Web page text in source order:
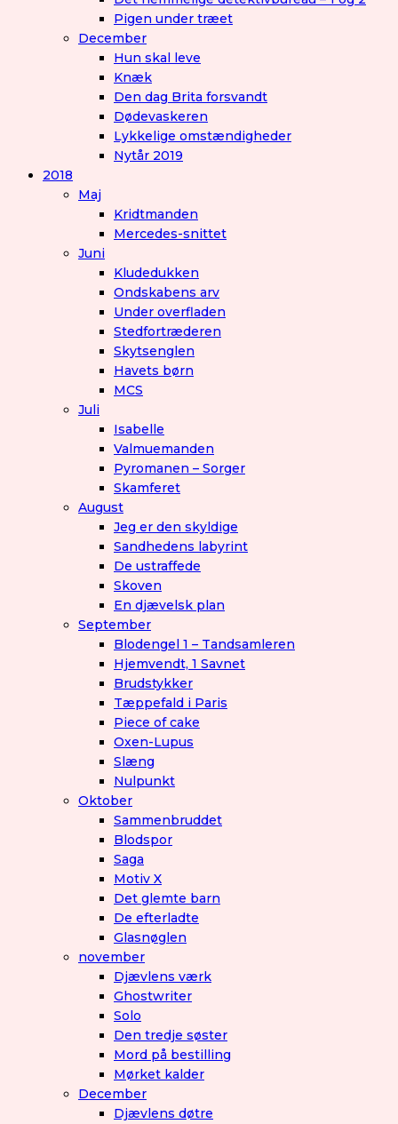
Pigen under træet
December
Hun skal leve
Knæk
Den dag Brita forsvandt
Dødevaskeren
Lykkelige omstændigheder
Nytår 2019
2018
Maj
Kridtmanden
Mercedes-snittet
Juni
Kludedukken
Ondskabens arv
Under overfladen
Stedfortræderen
Skytsenglen
Havets børn
MCS
Juli
Isabelle
Valmuemanden
Pyromanen – Sorger
Skamferet
August
Jeg er den skyldige
Sandhedens labyrint
De ustraffede
Skoven
En djævelsk plan
September
Blodengel 1 – Tandsamleren
Hjemvendt, 1 Savnet
Brudstykker
Tæppefald i Paris
Piece of cake
Oxen-Lupus
Slæng
Nulpunkt
Oktober
Sammenbruddet
Blodspor
Saga
Motiv X
Det glemte barn
De efterladte
Glasnøglen
november
Djævlens værk
Ghostwriter
Solo
Den tredje søster
Mord på bestilling
Mørket kalder
December
Djævlens døtre